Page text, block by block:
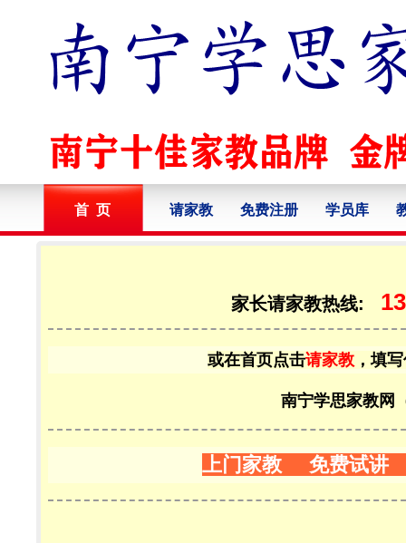
首 页 请家教 免费注册 学员库
家长请家教热线:
或在首页点击请家教 ，填
南宁学思家教网
上门家教 免费试讲